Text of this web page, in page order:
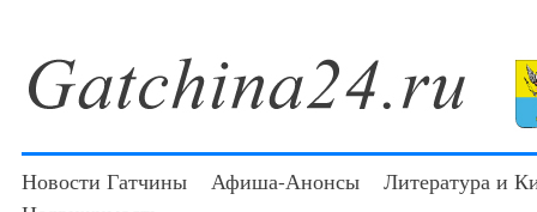
Новости Гатчины Афиша-Анонсы
Литература и